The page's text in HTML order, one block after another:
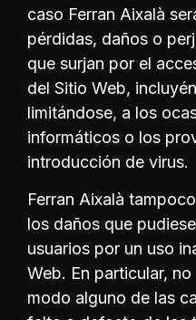
caso Ferran Aixalà
pérdidas, daños o
que surjan por el
del Sitio Web,
limitándose, a los
informáticos o los
introducción de virus.
Ferran Aixalà
los daños que
usuarios por un uso
Web. En particular,
modo alguno de las